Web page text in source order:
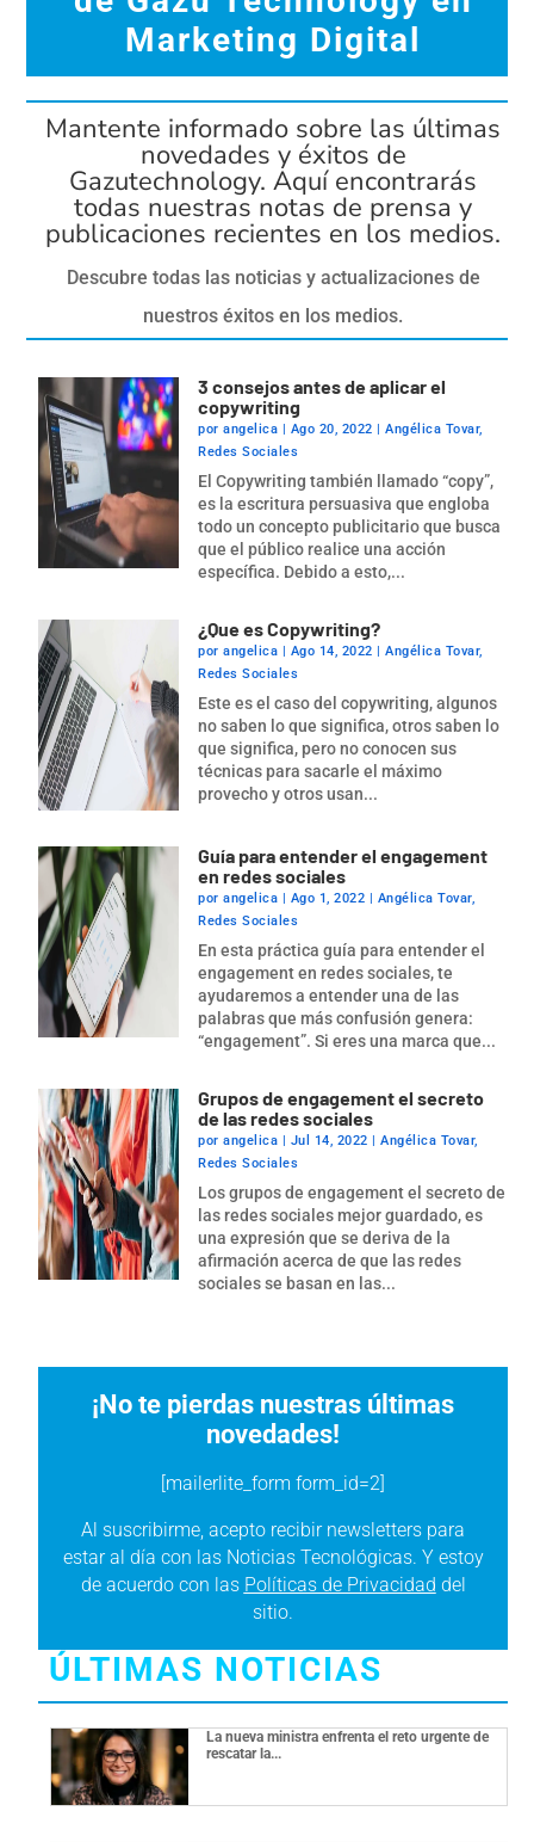
Marketing Digital
Mantente informado sobre las últimas
novedades y éxitos de
Gazutechnology. Aquí encontrarás
todas nuestras notas de prensa y
publicaciones recientes en los medios.
Descubre todas las noticias y actualizaciones de
nuestros éxitos en los medios.
3 consejos antes de aplicar el
copywriting
porangelica | Ago 20, 2022 |Angélica Tovar,
Redes Sociales
El Copywriting también llamado “copy”,
es la escritura persuasiva que engloba
todo un concepto publicitario que busca
que el público realice una acción
específica. Debido a esto,...
¿Que es Copywriting?
porangelica | Ago 14, 2022 |Angélica Tovar,
Redes Sociales
Este es el caso del copywriting, algunos
no saben lo que significa, otros saben lo
que significa, pero no conocen sus
técnicas para sacarle el máximo
provecho y otros usan...
Guía para entender el engagement
en redes sociales
porangelica | Ago 1, 2022 | Angélica Tovar,
Redes Sociales
En esta práctica guía para entender el
engagement en redes sociales, te
ayudaremos a entender una de las
palabras que más confusión genera:
“engagement”. Si eres una marca que...
Grupos de engagement el secreto
de las redes sociales
porangelica | Jul 14, 2022 |Angélica Tovar,
Redes Sociales
Los grupos de engagement el secreto de
las redes sociales mejor guardado, es
una expresión que se deriva de la
afirmación acerca de que las redes
sociales se basan en las...
¡No te pierdas nuestras últimas
novedades!
[mailerlite_form form_id=2]
Al suscribirme, acepto recibir newsletters para
estar al día con las Noticias Tecnológicas. Y estoy
de acuerdo con las Políticas de Privacidad del
sitio.
ÚLTIMAS NOTICIAS
La nueva ministra enfrenta el reto urgente de
rescatar la...